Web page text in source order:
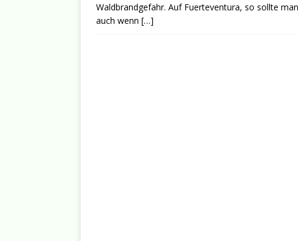
Waldbrandgefahr. Auf Fuerteventura, so sollte
auch wenn […]